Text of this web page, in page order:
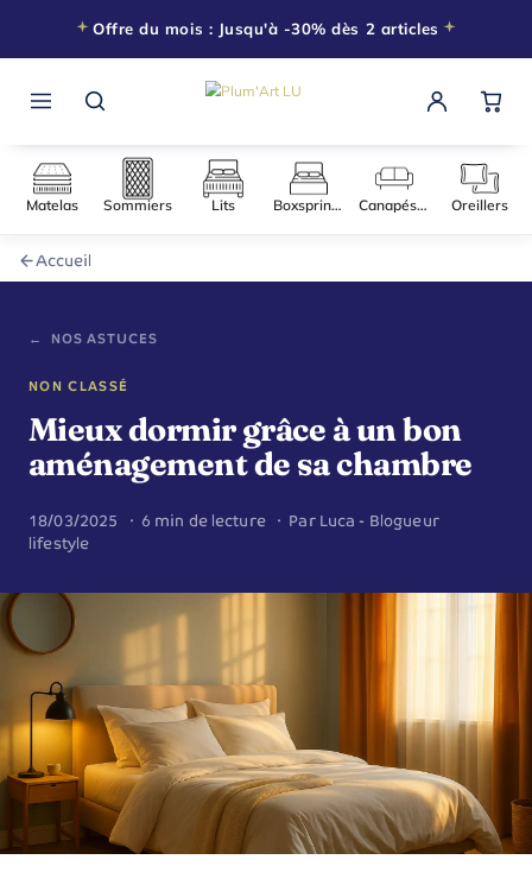
Offre du mois : Jusqu'à -30% dès 2 articles
Matelas
Accueil
← NOS ASTUCES
NON CLASSÉ
Mieux dormir grâce à un bon
aménagement de sa chambre
18/03/2025 · 6 min de lecture · Par Luca - Blogueur
lifestyle